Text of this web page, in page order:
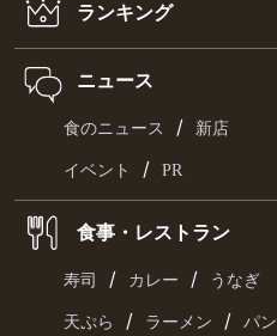
ランキング
ニュース
食のニュース / 新店
イベント / PR
食事・レストラン
寿司 / カレー / うなぎ
天ぷら / ラーメン / パン